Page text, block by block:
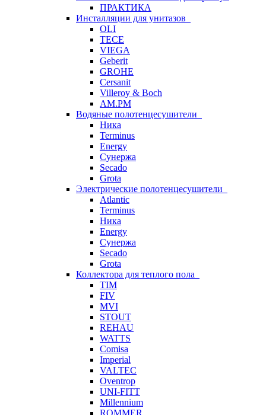
ПРАКТИКА
Инсталляции для унитазов
OLI
TECE
VIEGA
Geberit
GROHE
Cersanit
Villeroy & Boch
AM.PM
Водяные полотенцесушители
Ника
Terminus
Energy
Сунержа
Secado
Grota
Электрические полотенцесушители
Atlantic
Terminus
Ника
Energy
Сунержа
Secado
Grota
Коллектора для теплого пола
TIM
FIV
MVI
STOUT
REHAU
WATTS
Comisa
Imperial
VALTEC
Oventrop
UNI-FITT
Millennium
ROMMER